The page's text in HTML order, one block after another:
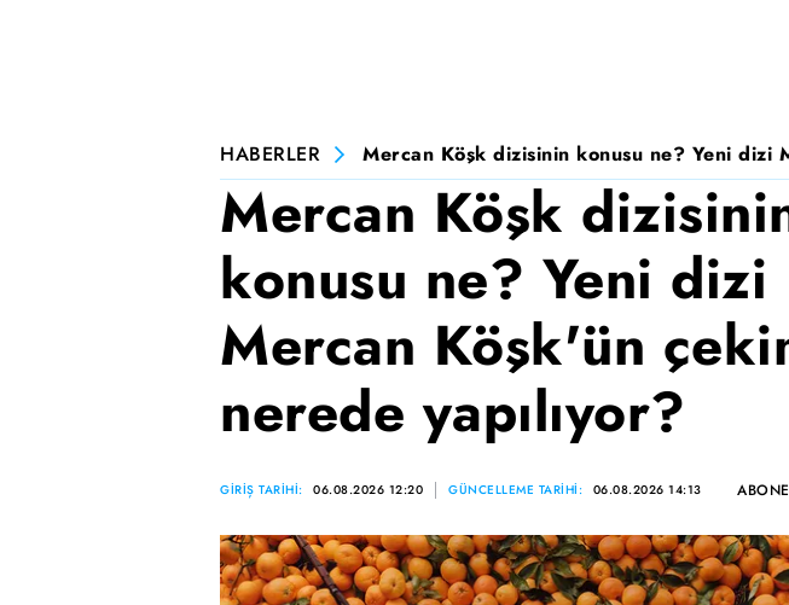
HABERLER Mercan Köşk dizisinin konusu ne? Yeni dizi
Mercan Köşk
konusu ne? Yeni dizi
Mercan Köşk'ün
nerede yapılıyor?
GİRİŞ TARİHİ: 06.08.2026 12:20 GÜNCELLEME TARİHİ: 06.08.2026 14:13